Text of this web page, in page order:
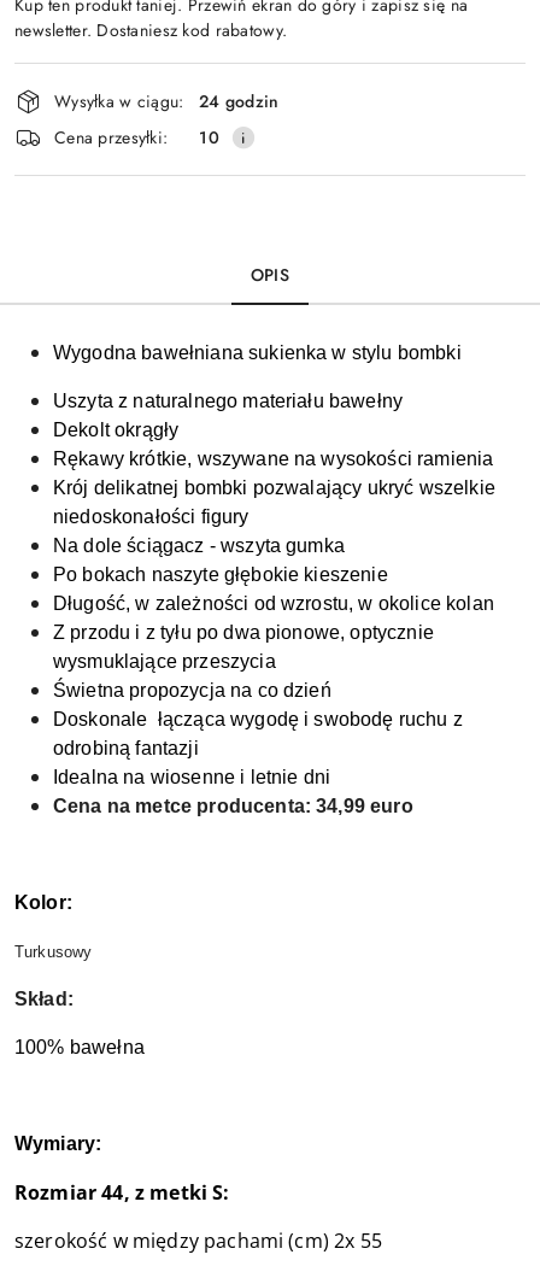
Kup ten produkt taniej. Przewiń ekran do góry i zapisz się na
newsletter. Dostaniesz kod rabatowy.
Dostępność
i
dostawa
Wysyłka w ciągu:
24 godzin
Cena przesyłki:
10
OPIS
Wygodna bawełniana sukienka w stylu bombki
Uszyta z naturalnego materiału bawełny
Dekolt okrągły
Rękawy krótkie, wszywane na wysokości ramienia
Krój delikatnej bombki pozwalający ukryć wszelkie
niedoskonałości figury
Na dole ściągacz - wszyta gumka
Po bokach naszyte głębokie kieszenie
Długość, w zależności od wzrostu, w okolice kolan
Z przodu i z tyłu po dwa pionowe, optycznie
wysmuklające przeszycia
Świetna propozycja na co dzień
Doskonale łącząca wygodę i swobodę ruchu z
odrobiną fantazji
Idealna na wiosenne i letnie dni
Cena na metce producenta: 34,99 euro
Kolor:
Turkusowy
Skład:
100% bawełna
Wymiary:
Rozmiar 44, z metki S:
szerokość w między pachami (cm) 2x 55